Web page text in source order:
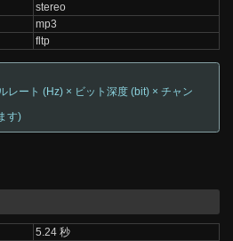
stereo
mp3
fltp
レート (Hz) × ビット深度 (bit) × チャン
す)
5.24 秒